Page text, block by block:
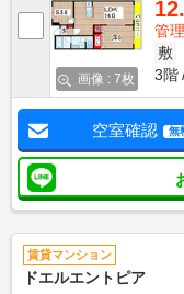
画像 : 7枚
管
敷
3階
空室確認 無
賃貸マンション
ドエルエントピア